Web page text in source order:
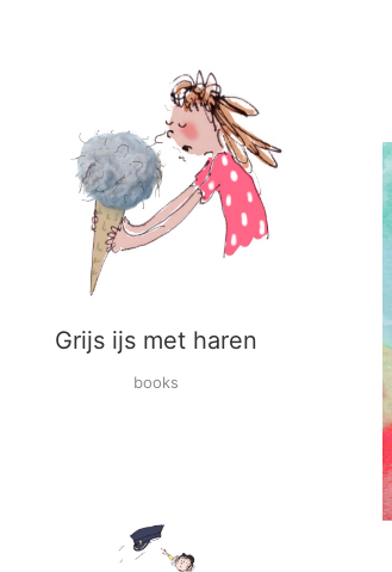
Grijs ijs met haren
books